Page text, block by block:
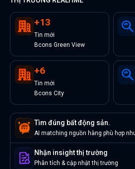
+13
Tin mới
Bcons Green View
+6
Tin mới
Bcons City
Tìm đúng bất động sản.
AI matching nguồn hàng phù hợp
Nhận insight thị trường
Phân tích & cập nhật thị trường